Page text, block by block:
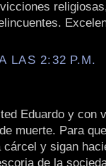
LAS 2:32 P.M.
Eduardo y con
muerte. Para
cárcel y sigan
de la